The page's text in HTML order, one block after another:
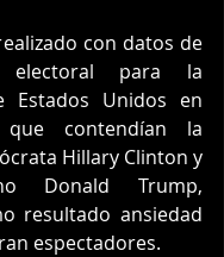
con datos de
electoral para la
Estados Unidos en
contendían la
Hillary Clinton y
Donald Trump,
resultado ansiedad
espectadores.